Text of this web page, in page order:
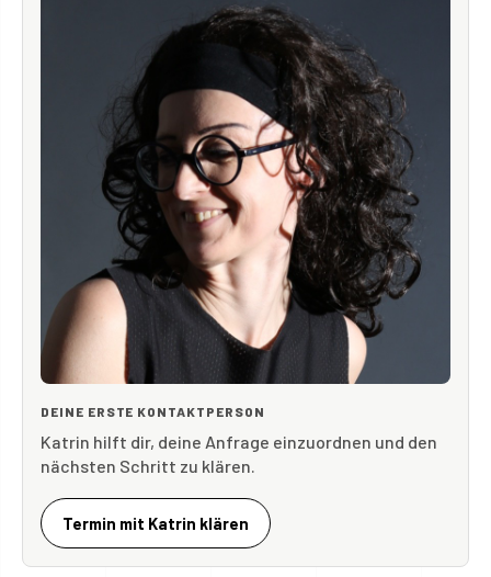
DEINE ERSTE KONTAKTPERSON
Katrin hilft dir, deine Anfrage einzuordnen und den
nächsten Schritt zu klären.
Termin mit Katrin klären